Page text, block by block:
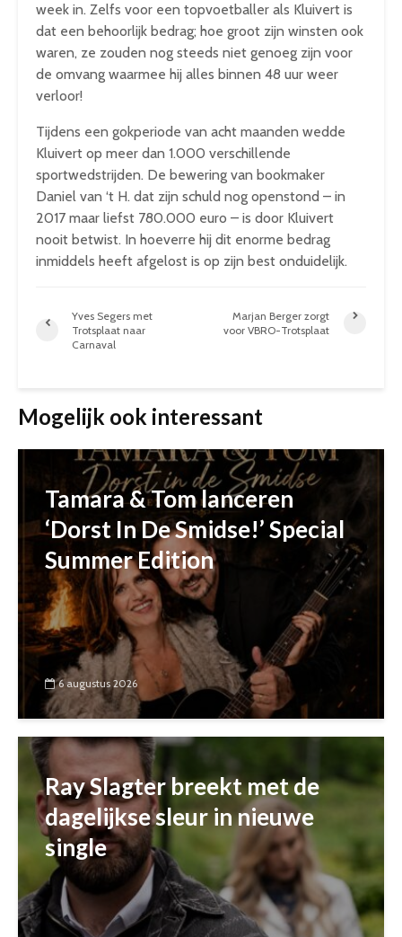
week in. Zelfs voor een topvoetballer als Kluivert is
dat een behoorlijk bedrag; hoe groot zijn winsten ook
waren, ze zouden nog steeds niet genoeg zijn voor
de omvang waarmee hij alles binnen 48 uur weer
verloor!
Tijdens een gokperiode van acht maanden wedde
Kluivert op meer dan 1.000 verschillende
sportwedstrijden. De bewering van bookmaker
Daniel van ‘t H. dat zijn schuld nog openstond – in
2017 maar liefst 780.000 euro – is door Kluivert
nooit betwist. In hoeverre hij dit enorme bedrag
inmiddels heeft afgelost is op zijn best onduidelijk.
Yves Segers met
Trotsplaat naar
Carnaval
Marjan Berger zorgt
voor VBRO-Trotsplaat
Mogelijk ook interessant
Tamara & Tom lanceren
‘Dorst In De Smidse!’ Special
Summer Edition
6 augustus 2026
Ray Slagter breekt met de
dagelijkse sleur in nieuwe
single